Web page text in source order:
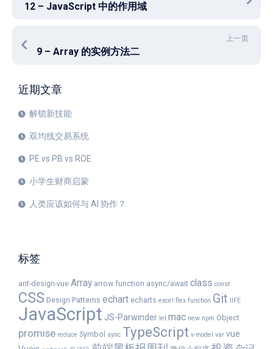
12 – JavaScript 中的作用域
上一页
9 – Array 的实例方法二
近期文章
解锁新技能
双均线交易系统
PE vs PB vs ROE
小学生财商启蒙
人类应该如何与 AI 协作？
标签
ant-design-vue Array arrow function async/await class const
CSS Design Patterns echart echarts excel flex function Git IIFE
JavaScript JS-Parwinder let mac new npm Object
promise reduce Symbol sync TypeScript v-model var vue